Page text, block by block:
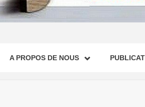
A PROPOS DE NOUS